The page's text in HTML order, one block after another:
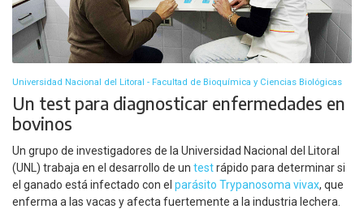
Universidad Nacional del Litoral - Facultad de Bioquímica y Ciencias Biológicas
Un test para diagnosticar enfermedades en
bovinos
Un grupo de investigadores de la Universidad Nacional del Litoral
(UNL) trabaja en el desarrollo de un testrápido para determinar si
el ganado está infectado con el parásito Trypanosoma vivax, que
enferma a las vacas y afecta fuertemente a la industria lechera.